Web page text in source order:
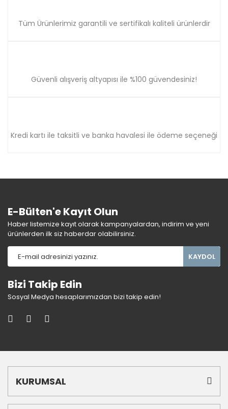
Tüm Ürünlerimiz garantili ve sertifikalı kaliteli ürünlerdir
Güvenli alışveriş altyapısı ile %100 güvendesiniz!
Kredi kartı ile taksitli ve banka havalesi ile ödeme seçeneği
E-Bülten'e Kayıt Olun
Haber listemize kayıt olarak kampanyalardan, indirim ve yeni
ürünlerden ilk siz haberdar olabilirsiniz.
KAYDOL
Bizi Takip Edin
Sosyal Medya hesaplarımızdan bizi takip edin!
KURUMSAL